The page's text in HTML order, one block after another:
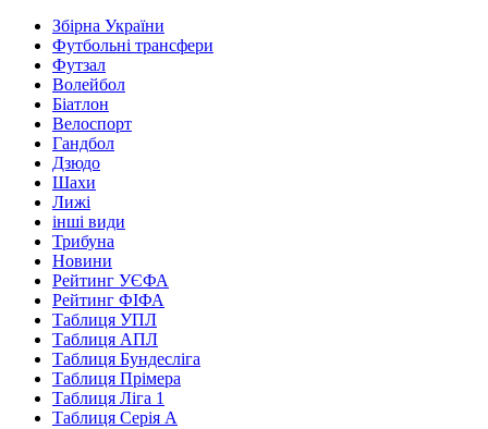
Збірна України
Футбольні трансфери
Футзал
Волейбол
Біатлон
Велоспорт
Гандбол
Дзюдо
Шахи
Лижі
інші види
Трибуна
Новини
Рейтинг УЄФА
Рейтинг ФІФА
Таблиця УПЛ
Таблиця АПЛ
Таблиця Бундесліга
Таблиця Прімера
Таблиця Ліга 1
Таблиця Серія А